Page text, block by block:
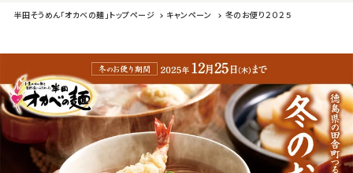
半田そうめん「オカベの麺」トップページ キャンペーン 冬のお便り２０２５